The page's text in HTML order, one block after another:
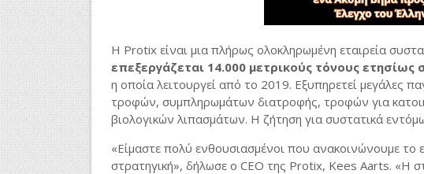
Η Protix είναι μια πλήρως ολοκληρωμένη εταιρεία
επεξεργάζεται 14.000 μετρικούς τόνους ετησίως
η οποία λειτουργεί από το 2019. Εξυπηρετεί μεγάλες
τροφών, συμπληρωμάτων διατροφής, τροφών για
βιολογικών λιπασμάτων. Η ζήτηση για συστατικά
«Είμαστε πολύ ενθουσιασμένοι που ανακοινώνουμε το
στρατηγική», δήλωσε ο CEO της Protix, Kees Aarts. «Η